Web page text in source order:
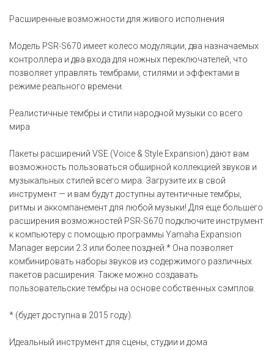
Расширенные возможности для живого исполнения
Модель PSR-S670 имеет колесо модуляции, два назначаемых
контроллера и два входа для ножных переключателей, что
позволяет управлять тембрами, стилями и эффектами в
режиме реального времени.
Реалистичные тембры и стили народной музыки со всего
мира
Пакеты расширений VSE (Voice & Style Expansion) дают вам
возможность пользоваться обширной коллекцией звуков и
музыкальных стилей всего мира. Загрузите их в свой
инструмент — и вам будут доступны аутентичные тембры,
ритмы и аккомпанемент для любой музыки! Для еще большего
расширения возможностей PSR-S670 подключите инструмент
к компьютеру с помощью программы Yamaha Expansion
Manager версии 2.3 или более поздней.* Она позволяет
комбинировать наборы звуков из содержимого различных
пакетов расширения. Также можно создавать
пользовательские тембры на основе собственных сэмплов.
* (будет доступна в 2015 году).
Идеальный инструмент для сцены, студии и дома